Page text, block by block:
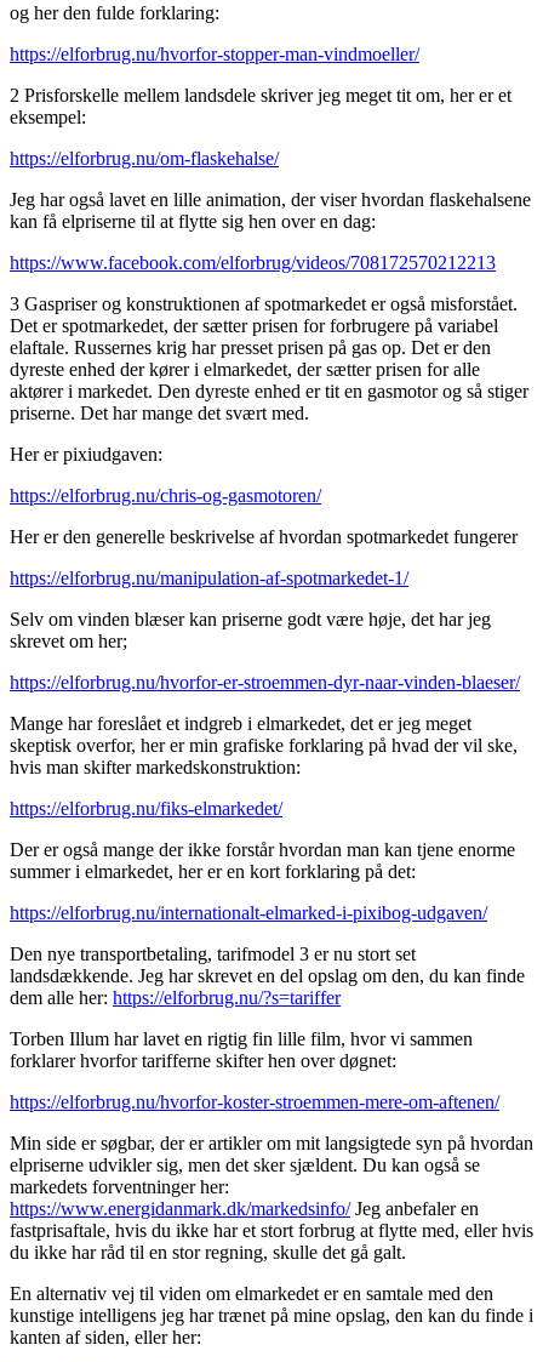
og her den fulde forklaring:
https://elforbrug.nu/hvorfor-stopper-man-vindmoeller/
2 Prisforskelle mellem landsdele skriver jeg meget tit om, her er et
eksempel:
https://elforbrug.nu/om-flaskehalse/
Jeg har også lavet en lille animation, der viser hvordan flaskehalsene
kan få elpriserne til at flytte sig hen over en dag:
https://www.facebook.com/elforbrug/videos/708172570212213
3 Gaspriser og konstruktionen af spotmarkedet er også misforstået.
Det er spotmarkedet, der sætter prisen for forbrugere på variabel
elaftale. Russernes krig har presset prisen på gas op. Det er den
dyreste enhed der kører i elmarkedet, der sætter prisen for alle
aktører i markedet. Den dyreste enhed er tit en gasmotor og så stiger
priserne. Det har mange det svært med.
Her er pixiudgaven:
https://elforbrug.nu/chris-og-gasmotoren/
Her er den generelle beskrivelse af hvordan spotmarkedet fungerer
https://elforbrug.nu/manipulation-af-spotmarkedet-1/
Selv om vinden blæser kan priserne godt være høje, det har jeg
skrevet om her;
https://elforbrug.nu/hvorfor-er-stroemmen-dyr-naar-vinden-blaeser/
Mange har foreslået et indgreb i elmarkedet, det er jeg meget
skeptisk overfor, her er min grafiske forklaring på hvad der vil ske,
hvis man skifter markedskonstruktion:
https://elforbrug.nu/fiks-elmarkedet/
Der er også mange der ikke forstår hvordan man kan tjene enorme
summer i elmarkedet, her er en kort forklaring på det:
https://elforbrug.nu/internationalt-elmarked-i-pixibog-udgaven/
Den nye transportbetaling, tarifmodel 3 er nu stort set
landsdækkende. Jeg har skrevet en del opslag om den, du kan finde
dem alle her: https://elforbrug.nu/?s=tariffer
Torben Illum har lavet en rigtig fin lille film, hvor vi sammen
forklarer hvorfor tarifferne skifter hen over døgnet:
https://elforbrug.nu/hvorfor-koster-stroemmen-mere-om-aftenen/
Min side er søgbar, der er artikler om mit langsigtede syn på hvordan
elpriserne udvikler sig, men det sker sjældent. Du kan også se
markedets forventninger her:
https://www.energidanmark.dk/markedsinfo/Jeg anbefaler en
fastprisaftale, hvis du ikke har et stort forbrug at flytte med, eller hvis
du ikke har råd til en stor regning, skulle det gå galt.
En alternativ vej til viden om elmarkedet er en samtale med den
kunstige intelligens jeg har trænet på mine opslag, den kan du finde i
kanten af siden, eller her: